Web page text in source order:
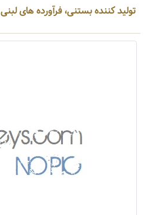
تولید کننده بستنی، فرآورده های لبنی ...